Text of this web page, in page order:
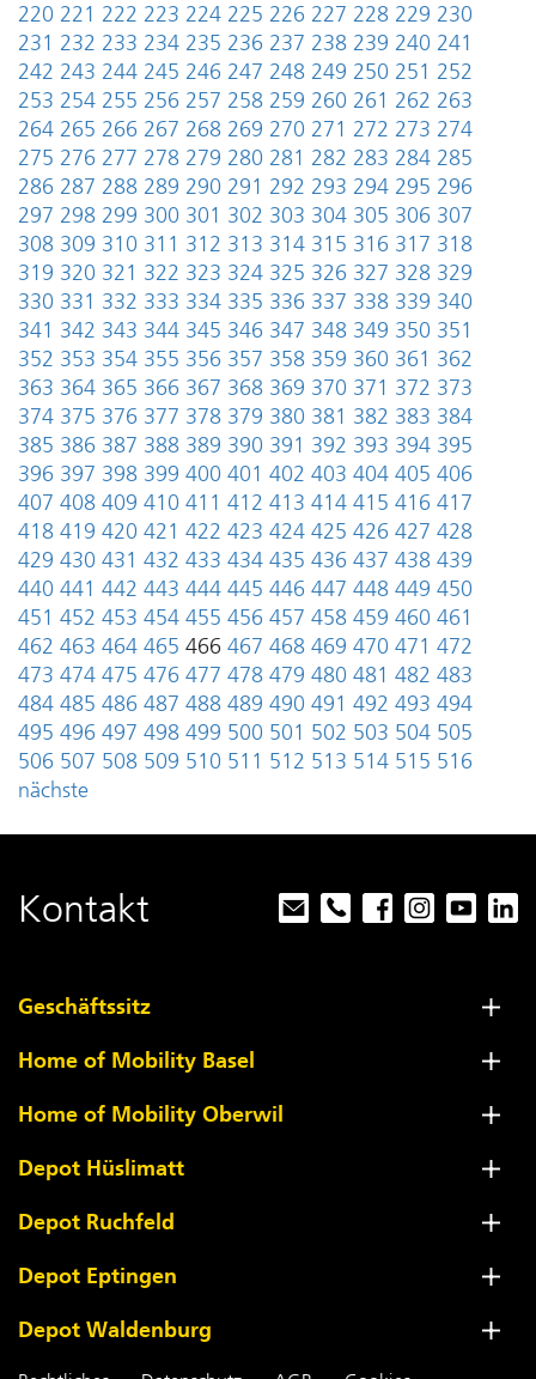
220 221 222 223 224 225 226 227 228 229 230
231 232 233 234 235 236 237 238 239 240 241
242 243 244 245 246 247 248 249 250 251 252
253 254 255 256 257 258 259 260 261 262 263
264 265 266 267 268 269 270 271 272 273 274
275 276 277 278 279 280 281 282 283 284 285
286 287 288 289 290 291 292 293 294 295 296
297 298 299 300 301 302 303 304 305 306 307
308 309 310 311 312 313 314 315 316 317 318
319 320 321 322 323 324 325 326 327 328 329
330 331 332 333 334 335 336 337 338 339 340
341 342 343 344 345 346 347 348 349 350 351
352 353 354 355 356 357 358 359 360 361 362
363 364 365 366 367 368 369 370 371 372 373
374 375 376 377 378 379 380 381 382 383 384
385 386 387 388 389 390 391 392 393 394 395
396 397 398 399 400 401 402 403 404 405 406
407 408 409 410 411 412 413 414 415 416 417
418 419 420 421 422 423 424 425 426 427 428
429 430 431 432 433 434 435 436 437 438 439
440 441 442 443 444 445 446 447 448 449 450
451 452 453 454 455 456 457 458 459 460 461
462 463 464 465 466 467 468 469 470 471 472
473 474 475 476 477 478 479 480 481 482 483
484 485 486 487 488 489 490 491 492 493 494
495 496 497 498 499 500 501 502 503 504 505
506 507 508 509 510 511 512 513 514 515 516
nächste
Kontakt
Geschäftssitz
Home of Mobility Basel
Home of Mobility Oberwil
Depot Hüslimatt
Depot Ruchfeld
Depot Eptingen
Depot Waldenburg